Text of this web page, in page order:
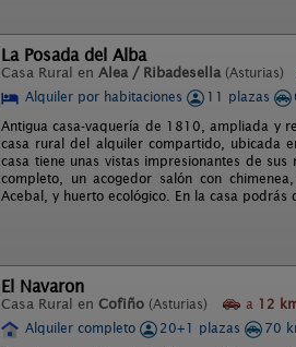
La Posada del Alba
Casa Rural en Alea / Ribadesella (Asturias)
Alquiler por habitaciones
11 plazas
Antigua casa-vaquería de 1810, ampliada y
casa rural del alquiler compartido, ubicada
casa tiene unas vistas impresionantes de
completo, un acogedor salón con
Acebal, y huerto ecológico. En la casa
El Navaron
Casa Rural en Cofiño (Asturias) a 12
Alquiler completo
20+1 plazas
70